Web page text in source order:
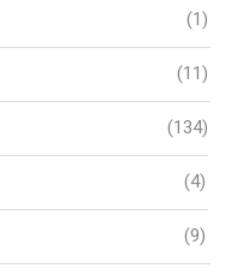
(1)
(11)
(134)
(4)
(9)